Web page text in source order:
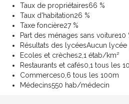
Taux de propriétaires66 %
Taux d'habitation26 %
Taxe foncière27 %
Part des ménages sans voiture10
Résultats des lycéesAucun lycée
Ecoles et crèches2,1 étab/km²
Restaurants et cafés0,1 tous les
Commerces0,6 tous les 100m
Médecins550 hab/médecin